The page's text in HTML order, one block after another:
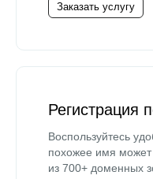
Заказать услугу
Регистрация
Воспользуйтесь
похожее имя
из 700+ доменных